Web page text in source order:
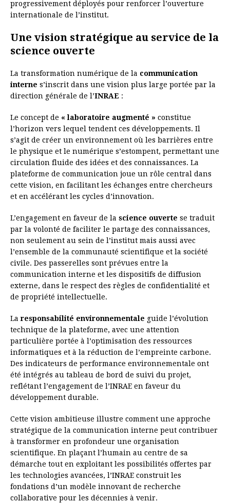
progressivement déployés pour renforcer l’ouverture
internationale de l’institut.
Une vision stratégique au service de la
science ouverte
La transformation numérique de la communication
interne s’inscrit dans une vision plus large portée par la
direction générale de l’INRAE :
Le concept de « laboratoire augmenté » constitue
l’horizon vers lequel tendent ces développements. Il
s’agit de créer un environnement où les barrières entre
le physique et le numérique s’estompent, permettant une
circulation fluide des idées et des connaissances. La
plateforme de communication joue un rôle central dans
cette vision, en facilitant les échanges entre chercheurs
et en accélérant les cycles d’innovation.
L’engagement en faveur de la science ouverte se traduit
par la volonté de faciliter le partage des connaissances,
non seulement au sein de l’institut mais aussi avec
l’ensemble de la communauté scientifique et la société
civile. Des passerelles sont prévues entre la
communication interne et les dispositifs de diffusion
externe, dans le respect des règles de confidentialité et
de propriété intellectuelle.
Laresponsabilité environnementale guide l’évolution
technique de la plateforme, avec une attention
particulière portée à l’optimisation des ressources
informatiques et à la réduction de l’empreinte carbone.
Des indicateurs de performance environnementale ont
été intégrés au tableau de bord de suivi du projet,
reflétant l’engagement de l’INRAE en faveur du
développement durable.
Cette vision ambitieuse illustre comment une approche
stratégique de la communication interne peut contribuer
à transformer en profondeur une organisation
scientifique. En plaçant l’humain au centre de sa
démarche tout en exploitant les possibilités offertes par
les technologies avancées, l’INRAE construit les
fondations d’un modèle innovant de recherche
collaborative pour les décennies à venir.